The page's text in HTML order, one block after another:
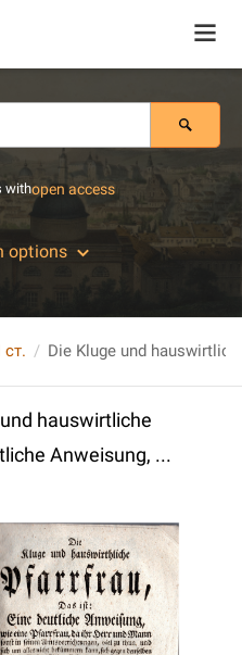
withopen access
options
hauswirtliche
Anweisung, ...